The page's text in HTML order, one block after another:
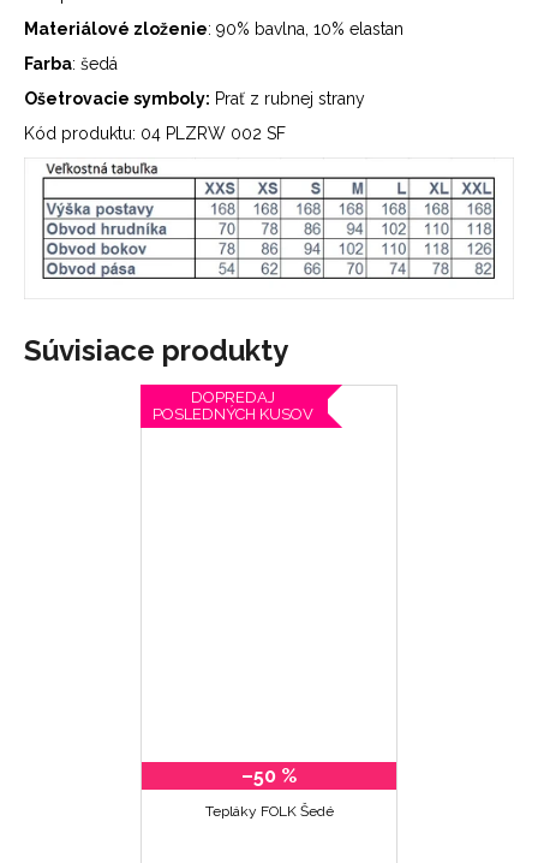
Materiálové zloženie: 90% bavlna, 10% elastan
Farba: šedá
Ošetrovacie symboly: Prať z rubnej strany
Kód produktu: 04 PLZRW 002 SF
Súvisiace produkty
DOPREDAJ
POSLEDNÝCH KUSOV
–50 %
Tepláky FOLK Šedé